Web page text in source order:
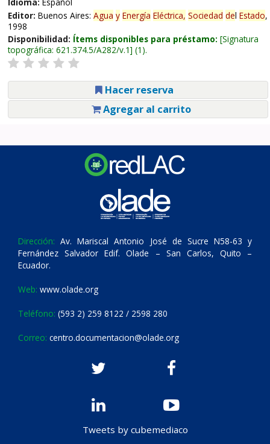
Editor: Buenos Aires: Agua y Energía Eléctrica, Sociedad del Estado,
1998
Disponibilidad: Ítems disponibles para préstamo: Signatura
topográfica: 621.374.5/A282/v.1 (1).
Hacer reserva
Agregar al carrito
Dirección: Av. Mariscal Antonio José de Sucre N58-63 y
Fernández Salvador Edif. Olade – San Carlos, Quito –
Ecuador.
Web: www.olade.org
Teléfono: (593 2) 259 8122 / 2598 280
Correo: centro.documentacion@olade.org
Tweets by cubemediaco